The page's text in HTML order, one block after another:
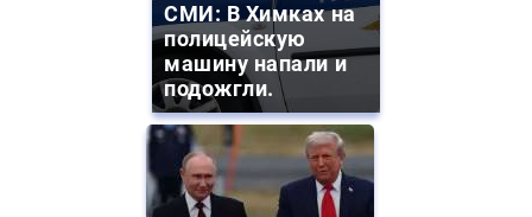
СМИ: В Химках на
полицейскую
машину напали и
подожгли.